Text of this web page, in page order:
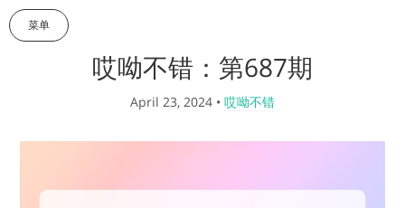
菜单
哎呦不错：第687期
April 23, 2024 • 哎呦不错